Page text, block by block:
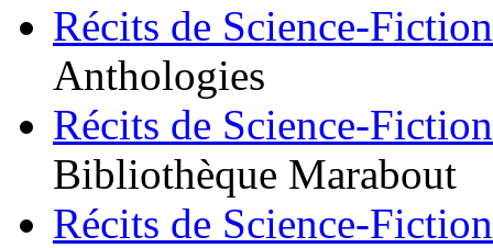
Récits de Science-Fiction
Anthologies
Récits de Science-Fiction
Bibliothèque Marabout
Récits de Science-Fiction